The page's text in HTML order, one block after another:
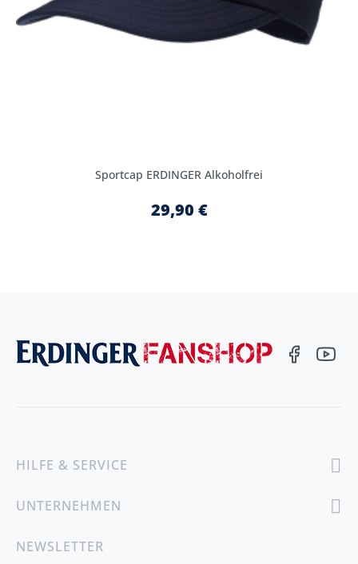
Sportcap ERDINGER Alkoholfrei
29,90 €
HILFE & SERVICE
UNTERNEHMEN
NEWSLETTER